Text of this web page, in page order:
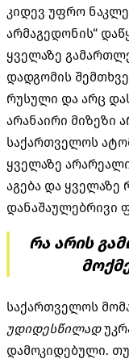
კიდევ უფრო
არმაგედონის“
ყველაზე
დადგომის
რუსული და არც
არანაირი მიზეზი
საქართველოს
ყველაზე
აგება და ყველაზე
დანაშაულებრივი
რა არის
საქართველოს
უდიდესწილად
დამოკიდებული.